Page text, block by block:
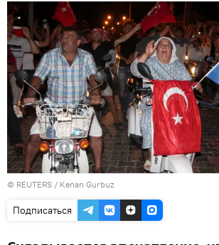
© REUTERS / Kenan Gurbuz
Подписаться